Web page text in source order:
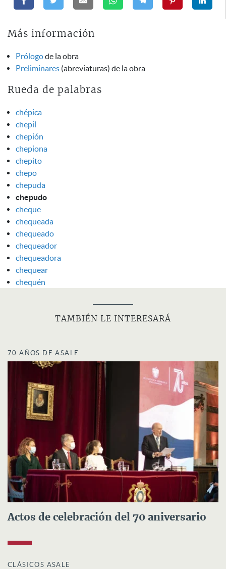
Más información
Prólogode la obra
Preliminares (abreviaturas) de la obra
Rueda de palabras
chépica
chepil
chepión
chepiona
chepito
chepo
chepuda
chepudo
cheque
chequeada
chequeado
chequeador
chequeadora
chequear
chequén
TAMBIÉN LE INTERESARÁ
70 AÑOS DE ASALE
Actos de celebración del 70 aniversario
CLÁSICOS ASALE